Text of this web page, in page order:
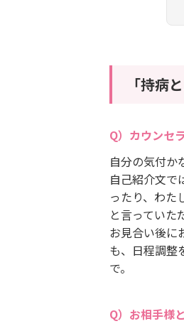
「持病
カウンセ
自分の気付か
自己紹介文で
ったり、わた
と言っていた
お見合い後に
も、日程調整
で。
お相手様